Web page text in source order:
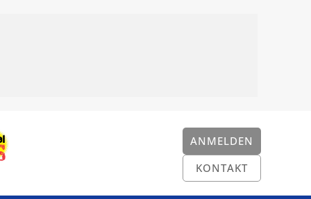
ANMELDEN
KONTAKT